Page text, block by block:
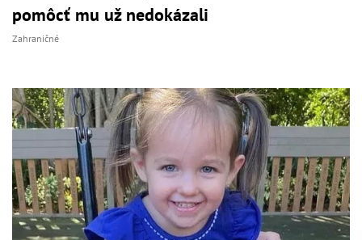
pomôcť mu už nedokázali
Zahraničné